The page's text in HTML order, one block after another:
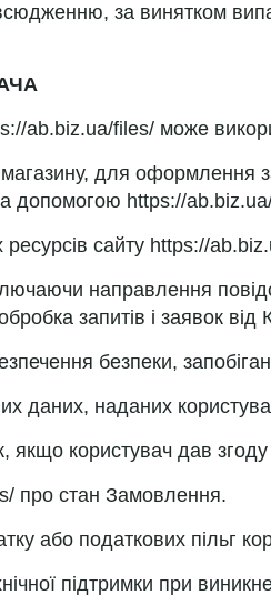
за винятком
ab.biz.ua/files/ може
магазину, для
допомогою https://
сайту https://
направлення
запитів і заявок від
безпеки,
даних, наданих
користувач дав
про стан Замовлення.
або податкових пільг
підтримки при